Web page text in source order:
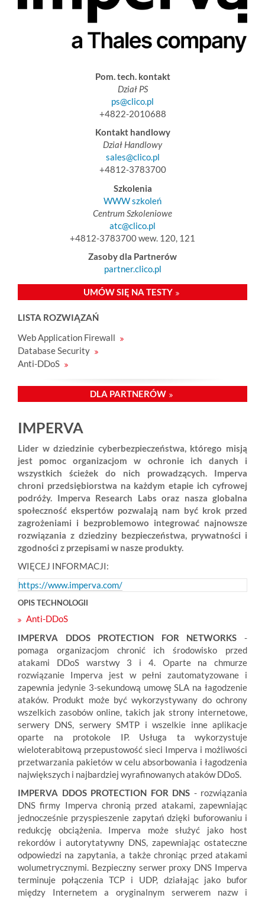
Pom. tech. kontakt
Dział PS
ps@clico.pl
+4822-2010688
Kontakt handlowy
Dział Handlowy
sales@clico.pl
+4812-3783700
Szkolenia
WWW szkoleń
Centrum Szkoleniowe
atc@clico.pl
+4812-3783700 wew. 120, 121
Zasoby dla Partnerów
partner.clico.pl
UMÓW SIĘ NA TESTY
LISTA ROZWIĄZAŃ
Web Application Firewall
Database Security
Anti-DDoS
DLA PARTNERÓW
IMPERVA
Lider w dziedzinie cyberbezpieczeństwa, którego misją
jest pomoc organizacjom w ochronie ich danych i
wszystkich ścieżek do nich prowadzących. Imperva
chroni przedsiębiorstwa na każdym etapie ich cyfrowej
podróży. Imperva Research Labs oraz nasza globalna
społeczność ekspertów pozwalają nam być krok przed
zagrożeniami i bezproblemowo integrować najnowsze
rozwiązania z dziedziny bezpieczeństwa, prywatności i
zgodności z przepisami w nasze produkty.
WIĘCEJ INFORMACJI:
https://www.imperva.com/
OPIS TECHNOLOGII
Anti-DDoS
IMPERVA DDOS PROTECTION FOR NETWORKS -
pomaga organizacjom chronić ich środowisko przed
atakami DDoS warstwy 3 i 4. Oparte na chmurze
rozwiązanie Imperva jest w pełni zautomatyzowane i
zapewnia jedynie 3-sekundową umowę SLA na łagodzenie
ataków. Produkt może być wykorzystywany do ochrony
wszelkich zasobów online, takich jak strony internetowe,
serwery DNS, serwery SMTP i wszelkie inne aplikacje
oparte na protokole IP. Usługa ta wykorzystuje
wieloterabitową przepustowość sieci Imperva i możliwości
przetwarzania pakietów w celu absorbowania i łagodzenia
największych i najbardziej wyrafinowanych ataków DDoS.
IMPERVA DDOS PROTECTION FOR DNS - rozwiązania
DNS firmy Imperva chronią przed atakami, zapewniając
jednocześnie przyspieszenie zapytań dzięki buforowaniu i
redukcję obciążenia. Imperva może służyć jako host
rekordów i autorytatywny DNS, zapewniając ostateczne
odpowiedzi na zapytania, a także chroniąc przed atakami
wolumetrycznymi. Bezpieczny serwer proxy DNS Imperva
terminuje połączenia TCP i UDP, działając jako bufor
między Internetem a oryginalnym serwerem nazw i